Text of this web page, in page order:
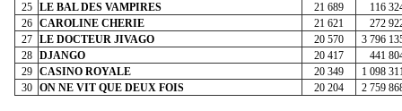
25
LE BAL DES VAMPIRES 21 689
116
26
CAROLINE CHERIE 21 621
272
27
LE DOCTEUR JIVAGO 20 570
3 796
28
DJANGO 20 417
441
29
CASINO ROYALE 20 349
1 098
30
ON NE VIT QUE DEUX FOIS 20 204 2 759